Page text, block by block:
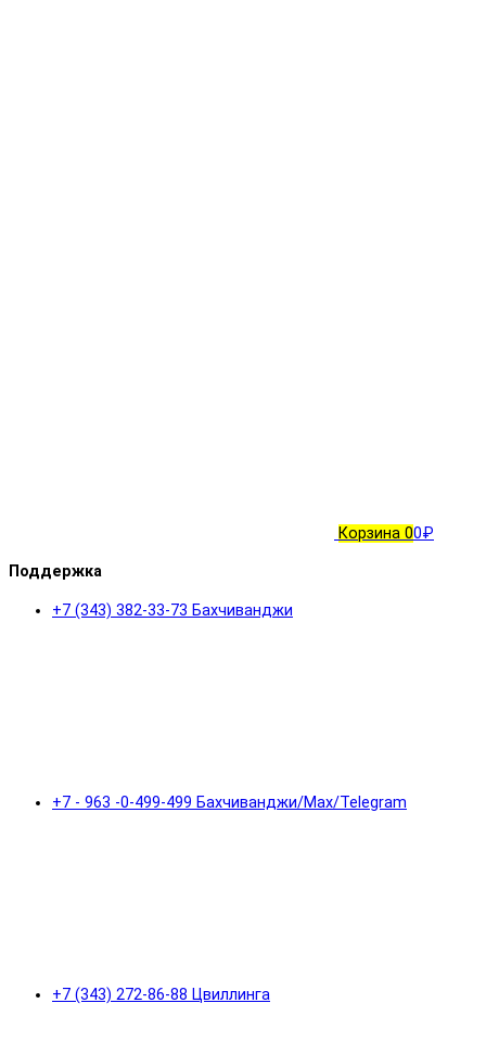
Корзина 00₽
Поддержка
+7 (343) 382-33-73 Бахчиванджи
+7 - 963 -0-499-499 Бахчиванджи/Max/Telegram
+7 (343) 272-86-88 Цвиллинга